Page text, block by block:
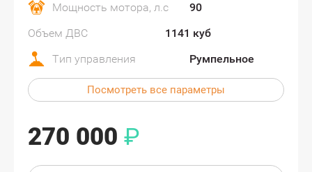
Мощность мотора, л.с
90
Объем ДВС
1141 куб
Тип управления
Румпельное
Посмотреть все параметры
270 000 ₽